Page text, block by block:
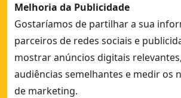
Melhoria da Publicidade
Gostaríamos de partilhar a sua
parceiros de redes sociais e
mostrar anúncios digitais
audiências semelhantes e medir os
de marketing.